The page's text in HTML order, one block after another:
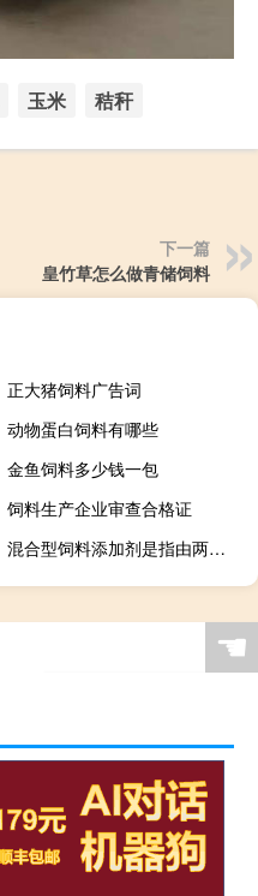
玉米 秸秆
下一篇
皇竹草怎么做青储饲料
正大猪饲料广告词
动物蛋白饲料有哪些
金鱼饲料多少钱一包
饲料生产企业审查合格证
混合型饲料添加剂是指由两种或者两种以上
☚